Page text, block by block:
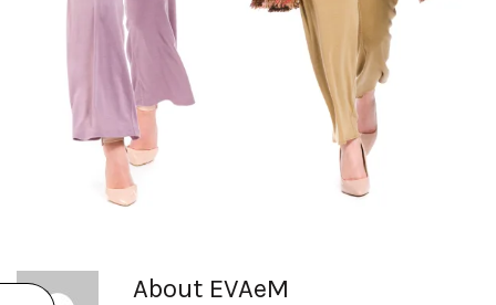
About EVAeM